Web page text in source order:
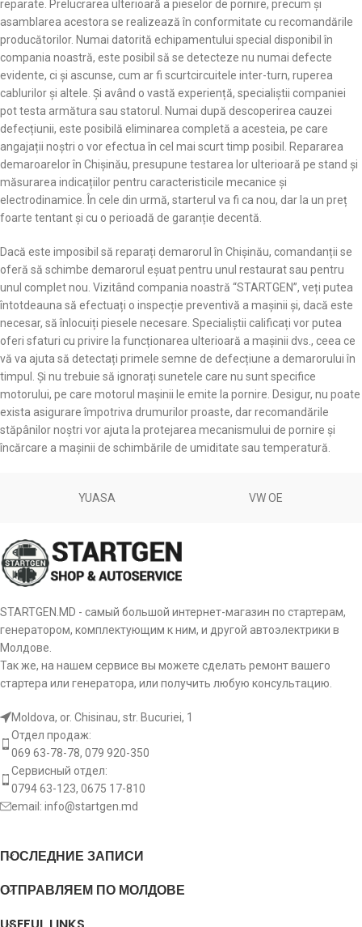
reparate. Prelucrarea ulterioară a pieselor de pornire, precum și
asamblarea acestora se realizează în conformitate cu recomandările
producătorilor. Numai datorită echipamentului special disponibil în
compania noastră, este posibil să se detecteze nu numai defecte
evidente, ci și ascunse, cum ar fi scurtcircuitele inter-turn, ruperea
cablurilor și altele. Și având o vastă experiență, specialiștii companiei
pot testa armătura sau statorul. Numai după descoperirea cauzei
defecțiunii, este posibilă eliminarea completă a acesteia, pe care
angajații noștri o vor efectua în cel mai scurt timp posibil. Repararea
demaroarelor în Chișinău, presupune testarea lor ulterioară pe stand și
măsurarea indicațiilor pentru caracteristicile mecanice și
electrodinamice. În cele din urmă, starterul va fi ca nou, dar la un preț
foarte tentant și cu o perioadă de garanție decentă.
Dacă este imposibil să reparați demarorul în Chișinău, comandanții se
oferă să schimbe demarorul eșuat pentru unul restaurat sau pentru
unul complet nou. Vizitând compania noastră “STARTGEN”, veți putea
întotdeauna să efectuați o inspecție preventivă a mașinii și, dacă este
necesar, să înlocuiți piesele necesare. Specialiștii calificați vor putea
oferi sfaturi cu privire la funcționarea ulterioară a mașinii dvs., ceea ce
vă va ajuta să detectați primele semne de defecțiune a demarorului în
timpul. Și nu trebuie să ignorați sunetele care nu sunt specifice
motorului, pe care motorul mașinii le emite la pornire. Desigur, nu poate
exista asigurare împotriva drumurilor proaste, dar recomandările
stăpânilor noștri vor ajuta la protejarea mecanismului de pornire și
încărcare a mașinii de schimbările de umiditate sau temperatură.
YUASA VW OE
STARTGEN.MD - самый большой интернет-магазин по стартерам,
генератором, комплектующим к ним, и другой автоэлектрики в
Молдове.
Так же, на нашем сервисе вы можете сделать ремонт вашего
стартера или генератора, или получить любую консультацию.
Moldova, or. Chisinau, str. Bucuriei, 1
Отдел продаж:
069 63-78-78, 079 920-350
Сервисный отдел:
0794 63-123, 0675 17-810
email: info@startgen.md
ПОСЛЕДНИЕ ЗАПИСИ
ОТПРАВЛЯЕМ ПО МОЛДОВЕ